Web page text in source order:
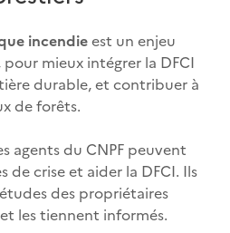
incendieest un enjeu
pour mieux intégrer la DFCI
durable, et contribuer à
de forêts.
agents du CNPF peuvent
de crise et aider la DFCI. Ils
des propriétaires
les tiennent informés.